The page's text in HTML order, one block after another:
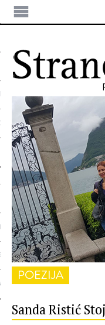
POEZIJA
Sanda Ristić